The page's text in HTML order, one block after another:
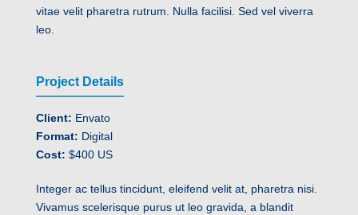
vitae velit pharetra rutrum. Nulla facilisi. Sed vel viverra
leo.
Project Details
Client: Envato
Format: Digital
Cost: $400 US
Integer ac tellus tincidunt, eleifend velit at, pharetra nisi.
Vivamus scelerisque purus ut leo gravida, a blandit